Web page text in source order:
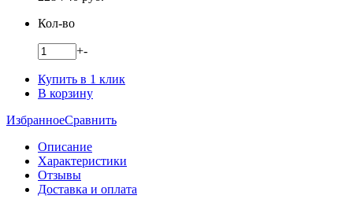
Кол-во
+-
Купить в 1 клик
В корзину
ИзбранноеСравнить
Описание
Характеристики
Отзывы
Доставка и оплата